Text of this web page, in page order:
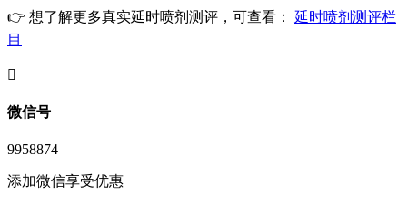
👉 想了解更多真实延时喷剂测评，可查看： 延时喷剂测评栏
目
󦘖
微信号
9958874
添加微信享受优惠